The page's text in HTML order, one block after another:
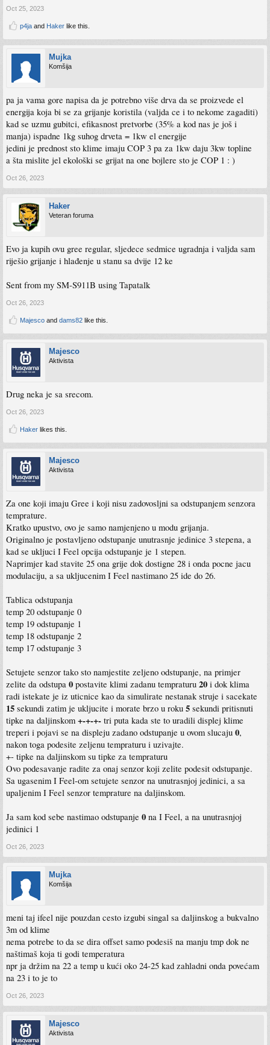
Oct 25, 2023
p4ja and Haker like this.
Mujka
Komšija
pa ja vama gore napisa da je potrebno više drva da se proizvede el
energija koja bi se za grijanje koristila (valjda ce i to nekome zagaditi)
kad se uzmu gubitci, efikasnost pretvorbe (35% a kod nas je još i
manja) ispadne 1kg suhog drveta = 1kw el energije
jedini je prednost sto klime imaju COP 3 pa za 1kw daju 3kw topline
a šta mislite jel ekološki se grijat na one bojlere sto je COP 1 : )
Oct 26, 2023
Haker
Veteran foruma
Evo ja kupih ovu gree regular, sljedece sedmice ugradnja i valjda sam
riješio grijanje i hlađenje u stanu sa dvije 12 ke
Sent from my SM-S911B using Tapatalk
Oct 26, 2023
Majesco and dams82 like this.
Majesco
Aktivista
Drug neka je sa srecom.
Oct 26, 2023
Haker likes this.
Majesco
Aktivista
Za one koji imaju Gree i koji nisu zadovosljni sa odstupanjem senzora
temprature.
Kratko upustvo, ovo je samo namjenjeno u modu grijanja.
Originalno je postavljeno odstupanje unutrasnje jedinice 3 stepena, a
kad se ukljuci I Feel opcija odstupanje je 1 stepen.
Naprimjer kad stavite 25 ona grije dok dostigne 28 i onda pocne jacu
modulaciju, a sa ukljucenim I Feel nastimano 25 ide do 26.
Tablica odstupanja
temp 20 odstupanje 0
temp 19 odstupanje 1
temp 18 odstupanje 2
temp 17 odstupanje 3
Setujete senzor tako sto namjestite zeljeno odstupanje, na primjer
zelite da odstupa 0 postavite klimi zadanu tempraturu 20 i dok klima
radi istekate je iz uticnice kao da simulirate nestanak struje i sacekate
15 sekundi zatim je ukljucite i morate brzo u roku 5 sekundi pritisnuti
tipke na daljinskom +-+-+- tri puta kada ste to uradili displej klime
treperi i pojavi se na displeju zadano odstupanje u ovom slucaju 0,
nakon toga podesite zeljenu tempraturu i uzivajte.
+- tipke na daljinskom su tipke za tempraturu
Ovo podesavanje radite za onaj senzor koji zelite podesit odstupanje.
Sa ugasenim I Feel-om setujete senzor na unutrasnjoj jedinici, a sa
upaljenim I Feel senzor temprature na daljinskom.
Ja sam kod sebe nastimao odstupanje 0 na I Feel, a na unutrasnjoj
jedinici 1
Oct 26, 2023
Mujka
Komšija
meni taj ifeel nije pouzdan cesto izgubi singal sa daljinskog a bukvalno
3m od klime
nema potrebe to da se dira offset samo podesiš na manju tmp dok ne
naštimaš koja ti godi temperatura
npr ja držim na 22 a temp u kući oko 24-25 kad zahladni onda povećam
na 23 i to je to
Oct 26, 2023
Majesco
Aktivista